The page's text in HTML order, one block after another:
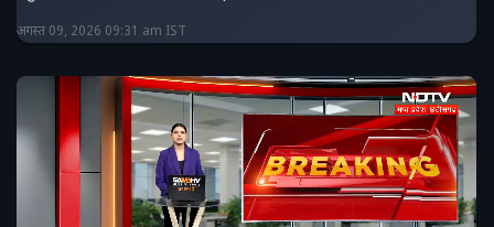
अगस्त 09, 2026 09:31 am IST